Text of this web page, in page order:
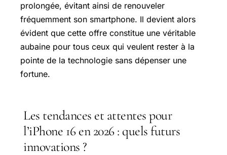
prolongée, évitant ainsi de renouveler
fréquemment son smartphone. Il devient alors
évident que cette offre constitue une véritable
aubaine pour tous ceux qui veulent rester à la
pointe de la technologie sans dépenser une
fortune.
Les tendances et attentes pour
l’iPhone 16 en 2026 : quels futurs
innovations ?